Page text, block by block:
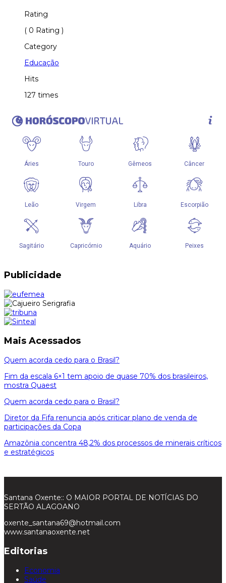
Rating
( 0 Rating )
Category
Educação
Hits
127 times
Publicidade
Mais Acessados
Quem acorda cedo para o Brasil?
Fim da escala 6×1 tem apoio de quase 70% dos brasileiros,
mostra Quaest
Quem acorda cedo para o Brasil?
Diretor da Fifa renuncia após criticar plano de venda de
participações da Copa
Amazônia concentra 48,2% dos processos de minerais críticos
e estratégicos
Santana Oxente:: O MAIOR PORTAL DE NOTÍCIAS DO
SERTÃO ALAGOANO
oxente_santana69@hotmail.com
www.santanaoxente.net
Editorias
Economia
Saúde